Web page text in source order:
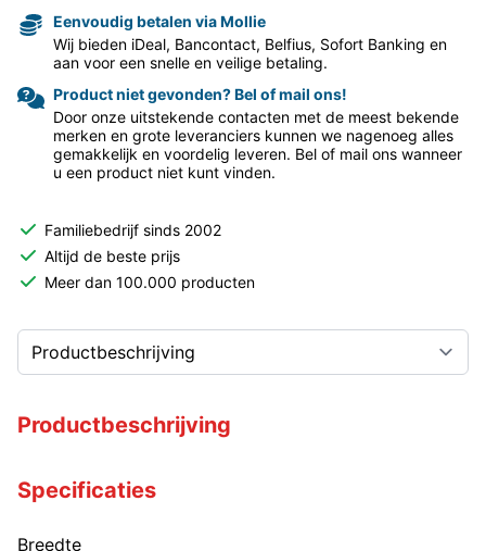
Eenvoudig betalen via Mollie
Wij bieden iDeal, Bancontact, Belfius, Sofort Banking en
aan voor een snelle en veilige betaling.
Product niet gevonden? Bel of mail ons!
Door onze uitstekende contacten met de meest bekende
merken en grote leveranciers kunnen we nagenoeg alles
gemakkelijk en voordelig leveren. Bel of mail ons wanneer
u een product niet kunt vinden.
Familiebedrijf sinds 2002
Altijd de beste prijs
Meer dan 100.000 producten
Productbeschrijving
Specificaties
Breedte